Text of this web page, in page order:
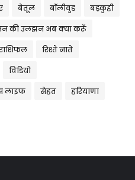
बेतूल बॉलीवुड बड़कुही
की उलझन अब क्या करूँ
रिश्ते नाते
विडियो
लाइफ सेहत हरियाणा